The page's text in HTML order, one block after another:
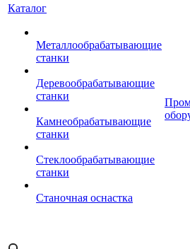
Каталог
Металлообрабатывающие
станки
Деревообрабатывающие
станки
Камнеобрабатывающие
станки
Стеклообрабатывающие
станки
Станочная оснастка